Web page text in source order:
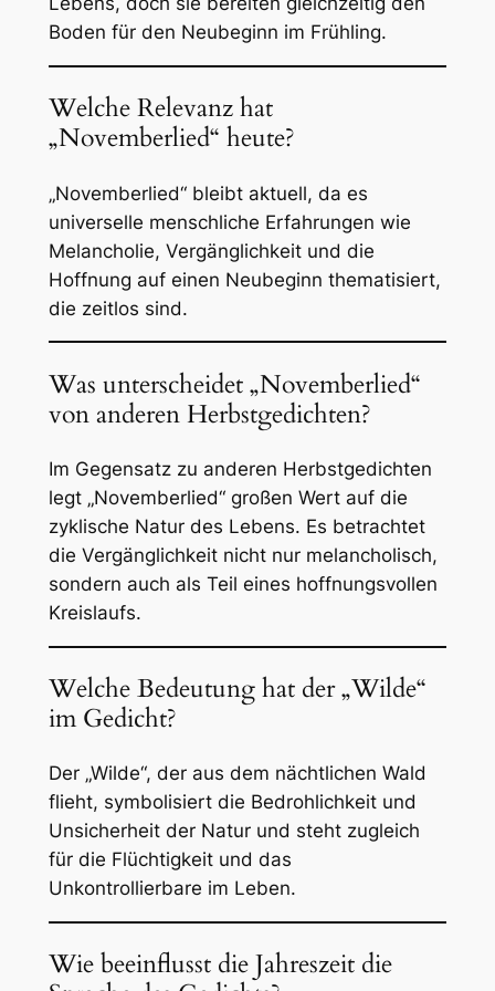
Boden für den Neubeginn im Frühling.
Welche Relevanz hat
„Novemberlied“ heute?
„Novemberlied“ bleibt aktuell, da es
universelle menschliche Erfahrungen wie
Melancholie, Vergänglichkeit und die
Hoffnung auf einen Neubeginn thematisiert,
die zeitlos sind.
Was unterscheidet „Novemberlied“
von anderen Herbstgedichten?
Im Gegensatz zu anderen Herbstgedichten
legt „Novemberlied“ großen Wert auf die
zyklische Natur des Lebens. Es betrachtet
die Vergänglichkeit nicht nur melancholisch,
sondern auch als Teil eines hoffnungsvollen
Kreislaufs.
Welche Bedeutung hat der „Wilde“
im Gedicht?
Der „Wilde“, der aus dem nächtlichen Wald
flieht, symbolisiert die Bedrohlichkeit und
Unsicherheit der Natur und steht zugleich
für die Flüchtigkeit und das
Unkontrollierbare im Leben.
Wie beeinflusst die Jahreszeit die